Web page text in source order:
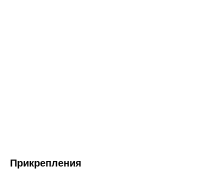
Прикрепления